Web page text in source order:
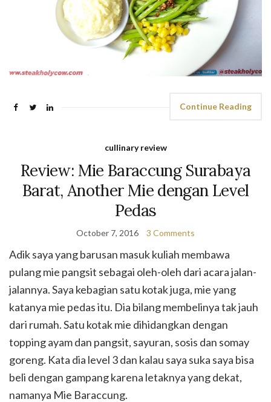
Continue Reading
cullinary review
Review: Mie Baraccung Surabaya
Barat, Another Mie dengan Level
Pedas
October 7, 2016 3 Comments
Adik saya yang barusan masuk kuliah membawa
pulang mie pangsit sebagai oleh-oleh dari acara jalan-
jalannya. Saya kebagian satu kotak juga, mie yang
katanya mie pedas itu. Dia bilang membelinya tak jauh
dari rumah. Satu kotak mie dihidangkan dengan
topping ayam dan pangsit, sayuran, sosis dan somay
goreng. Kata dia level 3 dan kalau saya suka saya bisa
beli dengan gampang karena letaknya yang dekat,
namanya Mie Baraccung.